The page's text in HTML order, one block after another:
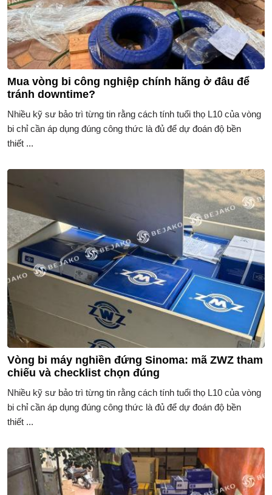
Mua vòng bi công nghiệp chính hãng ở đâu để
tránh downtime?
Nhiều kỹ sư bảo trì từng tin rằng cách tính tuổi thọ L10 của vòng
bi chỉ cần áp dụng đúng công thức là đủ để dự đoán độ bền
thiết ...
Vòng bi máy nghiền đứng Sinoma: mã ZWZ tham
chiếu và checklist chọn đúng
Nhiều kỹ sư bảo trì từng tin rằng cách tính tuổi thọ L10 của vòng
bi chỉ cần áp dụng đúng công thức là đủ để dự đoán độ bền
thiết ...